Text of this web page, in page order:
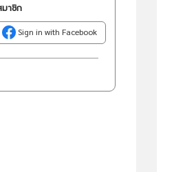
าชิก
Sign in with Facebook